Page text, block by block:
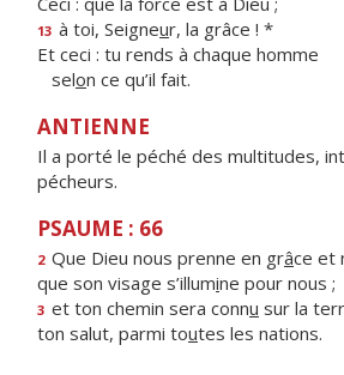
13 à toi, Seigneur, la grâce ! *
Et ceci : tu rends à chaque homme
selon ce qu’il fait.
ANTIENNE
Il a porté le péché des multitudes,
pécheurs.
PSAUME : 66
2 Que Dieu nous prenne en grâce et
que son visage s’illumine pour nous ;
3 et ton chemin sera connu sur la
ton salut, parmi toutes les nations.